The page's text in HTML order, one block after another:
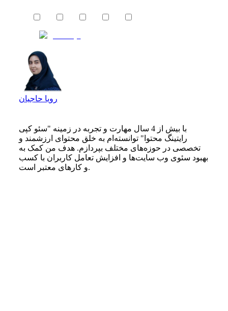
رویا حاجیان
با بیش از 4 سال مهارت و تجربه در زمینه "سئو کپی
رایتینگ محتوا" توانسته‌ام به خلق محتوای ارزشمند و
تخصصی در حوزه‌های مختلف بپردازم. هدف من کمک به
بهبود سئوی وب سایت‌ها و افزایش تعامل کاربران با کسب
و کارهای معتبر است.